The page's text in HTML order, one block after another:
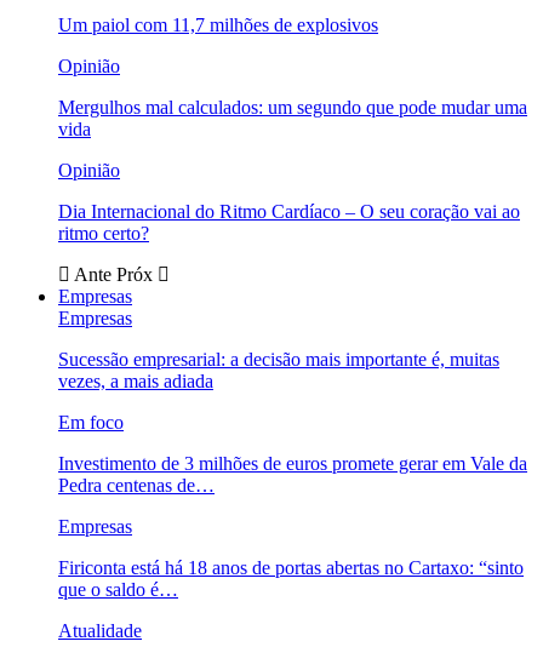
Um paiol com 11,7 milhões de explosivos
Opinião
Mergulhos mal calculados: um segundo que pode mudar uma
vida
Opinião
Dia Internacional do Ritmo Cardíaco – O seu coração vai ao
ritmo certo?
Ante Próx
Empresas
Empresas
Sucessão empresarial: a decisão mais importante é, muitas
vezes, a mais adiada
Em foco
Investimento de 3 milhões de euros promete gerar em Vale da
Pedra centenas de…
Empresas
Firiconta está há 18 anos de portas abertas no Cartaxo: “sinto
que o saldo é…
Atualidade